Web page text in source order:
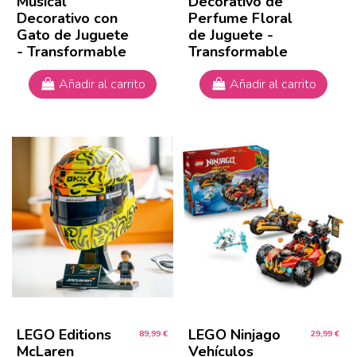
Decorativo con
Gato de Juguete
- Transformable
Añadir al carrito
Perfume Floral
de Juguete -
Transformable
Añadir al carrito
LEGO Editions
McLaren
89,99 €
LEGO Ninjago
Vehículos
29,99 €